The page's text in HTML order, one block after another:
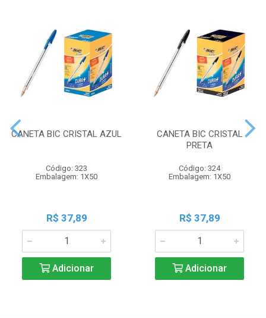
CANETA BIC CRISTAL AZUL
Código: 323
Embalagem: 1X50
R$ 37,89
Adicionar
CANETA BIC CRISTAL
PRETA
Código: 324
Embalagem: 1X50
R$ 37,89
Adicionar